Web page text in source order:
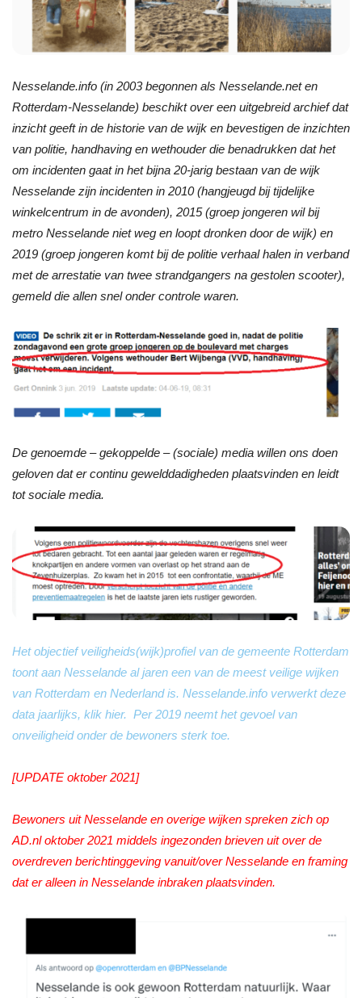
Nesselande.info (in 2003 begonnen als Nesselande.net en
Rotterdam-Nesselande) beschikt over een uitgebreid archief dat
inzicht geeft in de historie van de wijk en bevestigen de inzichten
van politie, handhaving en wethouder die benadrukken dat het
om incidenten gaat in het bijna 20-jarig bestaan van de wijk
Nesselande zijn incidenten in 2010 (hangjeugd bij tijdelijke
winkelcentrum in de avonden), 2015 (groep jongeren wil bij
metro Nesselande niet weg en loopt dronken door de wijk) en
2019 (groep jongeren komt bij de politie verhaal halen in verband
met de arrestatie van twee strandgangers na gestolen scooter),
gemeld die allen snel onder controle waren.
De genoemde – gekoppelde – (sociale) media willen ons doen
geloven dat er continu gewelddadigheden plaatsvinden en leidt
tot sociale media.
Het objectief veiligheids(wijk)profiel van de gemeente Rotterdam
toont aan Nesselande al jaren een van de meest veilige wijken
van Rotterdam en Nederland is. Nesselande.info verwerkt deze
data jaarlijks, klik hier. Per 2019 neemt het gevoel van
onveiligheid onder de bewoners sterk toe.
[UPDATE oktober 2021]
Bewoners uit Nesselande en overige wijken spreken zich op
AD.nl oktober 2021 middels ingezonden brieven uit over de
overdreven berichtinggeving vanuit/over Nesselande en framing
dat er alleen in Nesselande inbraken plaatsvinden.